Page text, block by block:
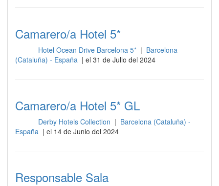
Camarero/a Hotel 5*
Hotel Ocean Drive Barcelona 5* | Barcelona
(Cataluña) - España | el 31 de Julio del 2024
Camarero/a Hotel 5* GL
Derby Hotels Collection | Barcelona (Cataluña) -
España | el 14 de Junio del 2024
Responsable Sala